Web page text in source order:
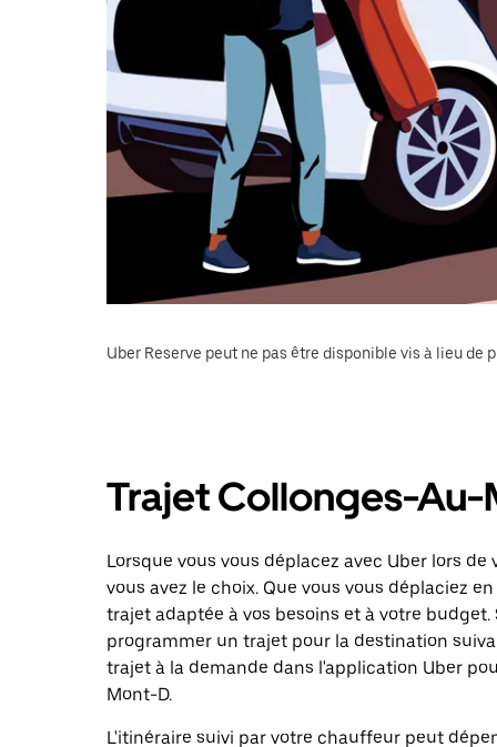
Uber Reserve peut ne pas être disponible vis à lieu de
Trajet Collonges-
Lorsque vous vous déplacez avec Uber lors
vous avez le choix. Que vous vous déplaciez
trajet adaptée à vos besoins et à votre
programmer un trajet pour la destination
trajet à la demande dans l'application Uber
Mont-D.
L'itinéraire suivi par votre chauffeur peut